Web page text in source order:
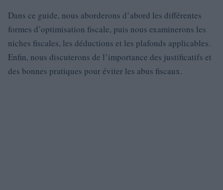
Dans ce guide, nous aborderons d’abord les différentes
formes d’optimisation fiscale, puis nous examinerons les
niches fiscales, les déductions et les plafonds applicables.
Enfin, nous discuterons de l’importance des justificatifs et
des bonnes pratiques pour éviter les abus fiscaux.